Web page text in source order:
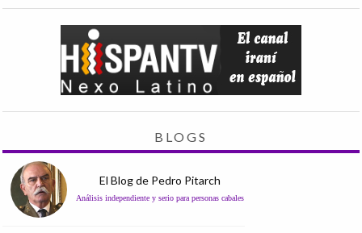
BLOGS
El Blog de Pedro Pitarch
Análisis independiente y serio para personas cabales